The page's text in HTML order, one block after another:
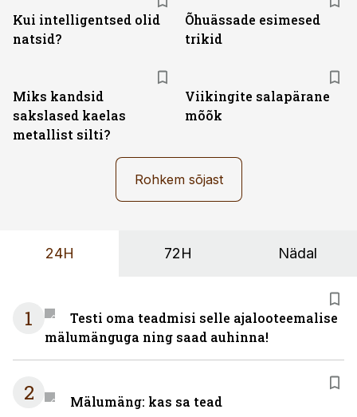
Kui intelligentsed olid
natsid?
Õhuässade esimesed
trikid
Miks kandsid
sakslased kaelas
metallist silti?
Viikingite salapärane
mõõk
Rohkem sõjast
24H 72H Nädal
1
Testi oma teadmisi selle ajalooteemalise
mälumänguga ning saad auhinna!
2 Mälumäng: kas sa tead